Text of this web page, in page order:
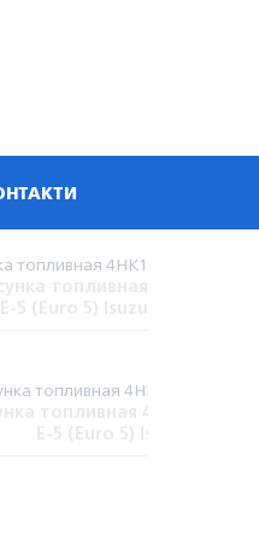
топливная 4НК1
топливная 4НК1 E-